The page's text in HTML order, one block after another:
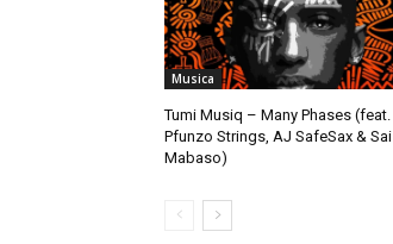
Musica
Tumi Musiq – Many Phases (feat.
Pfunzo Strings, AJ SafeSax & Sai
Mabaso)